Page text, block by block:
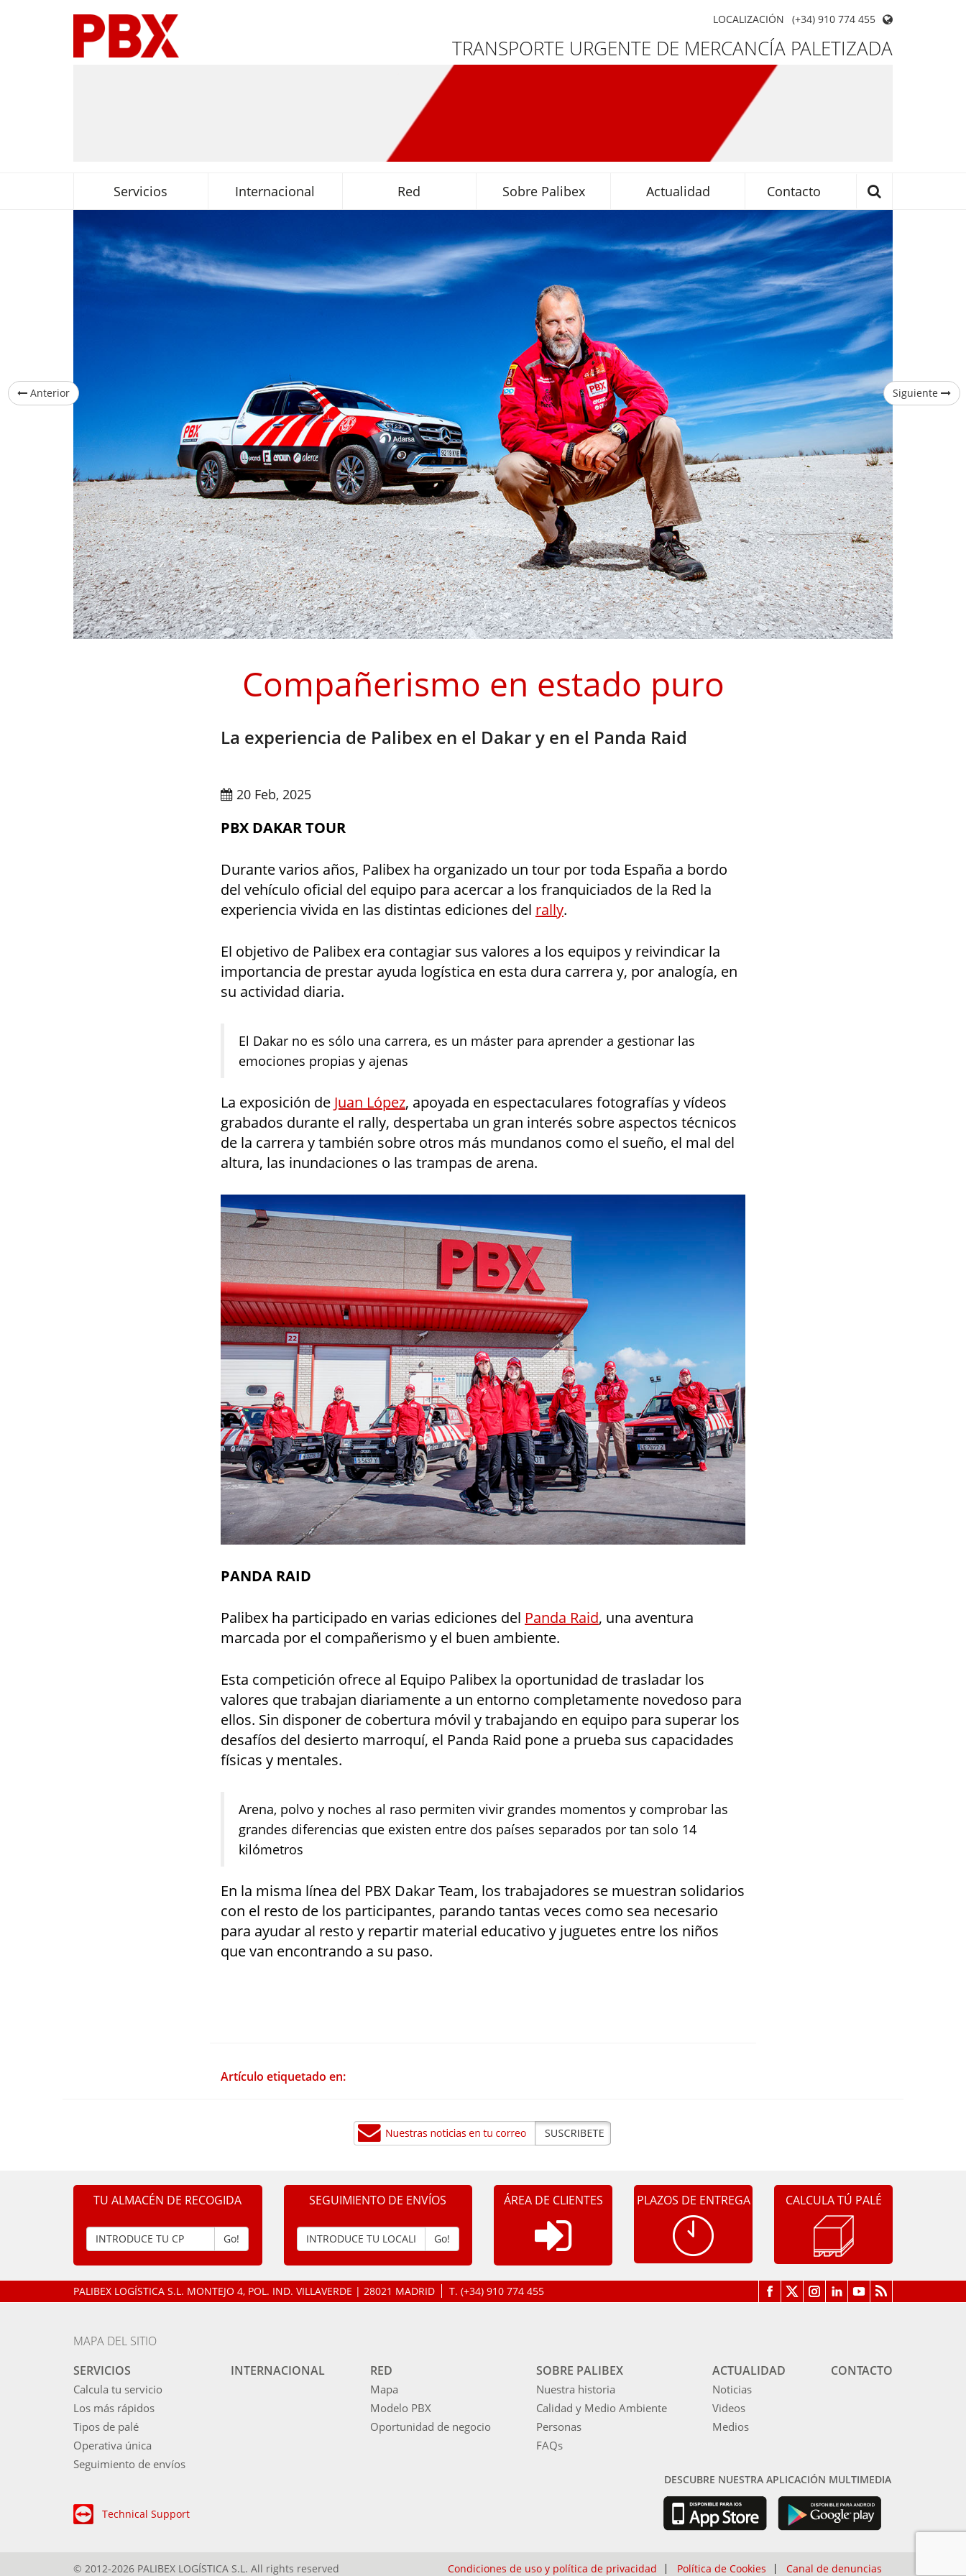
LOCALIZACIÓN (+34) 910 774 455
TRANSPORTE URGENTE DE MERCANCÍA PALETIZADA
Servicios Internacional Red Sobre Palibex Actualidad Contacto
Compañerismo en estado puro
La experiencia de Palibex en el Dakar y en el Panda Raid
20 Feb, 2025
PBX DAKAR TOUR
Durante varios años, Palibex ha organizado un tour por toda España a bordo
del vehículo oficial del equipo para acercar a los franquiciados de la Red la
experiencia vivida en las distintas ediciones del rally.
El objetivo de Palibex era contagiar sus valores a los equipos y reivindicar la
importancia de prestar ayuda logística en esta dura carrera y, por analogía, en
su actividad diaria.
El Dakar no es sólo una carrera, es un máster para aprender a gestionar las
emociones propias y ajenas
La exposición de Juan López, apoyada en espectaculares fotografías y vídeos
grabados durante el rally, despertaba un gran interés sobre aspectos técnicos
de la carrera y también sobre otros más mundanos como el sueño, el mal del
altura, las inundaciones o las trampas de arena.
PANDA RAID
Palibex ha participado en varias ediciones del Panda Raid, una aventura
marcada por el compañerismo y el buen ambiente.
Esta competición ofrece al Equipo Palibex la oportunidad de trasladar los
valores que trabajan diariamente a un entorno completamente novedoso para
ellos. Sin disponer de cobertura móvil y trabajando en equipo para superar los
desafíos del desierto marroquí, el Panda Raid pone a prueba sus capacidades
físicas y mentales.
Arena, polvo y noches al raso permiten vivir grandes momentos y comprobar las
grandes diferencias que existen entre dos países separados por tan solo 14
kilómetros
En la misma línea del PBX Dakar Team, los trabajadores se muestran solidarios
con el resto de los participantes, parando tantas veces como sea necesario
para ayudar al resto y repartir material educativo y juguetes entre los niños
que van encontrando a su paso.
Artículo etiquetado en:
Anterior Siguiente
TU ALMACÉN DE RECOGIDA
Go!
SEGUIMIENTO DE ENVÍOS
Go!
ÁREA DE CLIENTES PLAZOS DE ENTREGA CALCULA TÚ PALÉ
PALIBEX LOGÍSTICA S.L. MONTEJO 4, POL. IND. VILLAVERDE | 28021 MADRID T. (+34) 910 774 455
MAPA DEL SITIO
SERVICIOS
Calcula tu servicio
Los más rápidos
Tipos de palé
Operativa única
Seguimiento de envíos
INTERNACIONAL RED
Mapa
Modelo PBX
Oportunidad de negocio
SOBRE PALIBEX
Nuestra historia
Calidad y Medio Ambiente
Personas
FAQs
ACTUALIDAD
Noticias
Videos
Medios
CONTACTO
DESCUBRE NUESTRA APLICACIÓN MULTIMEDIA
Technical Support
© 2012-2026 PALIBEX LOGÍSTICA S.L. All rights reserved Condiciones de uso y política de privacidad Política de Cookies Canal de denuncias